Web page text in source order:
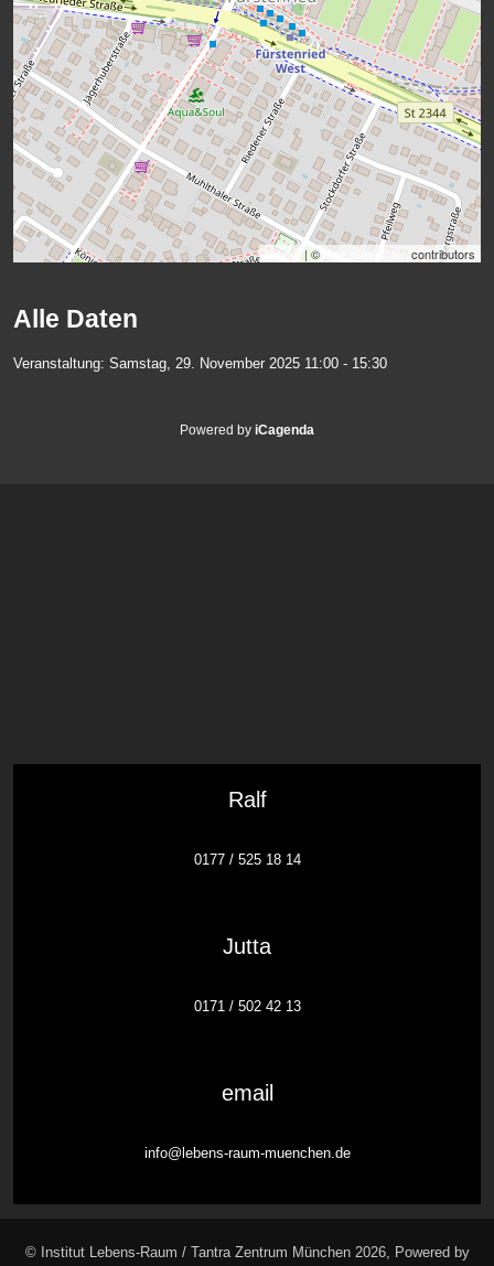
Leaflet | © OpenStreetMap contributors
Alle Daten
Veranstaltung: Samstag, 29. November 2025 11:00 - 15:30
Powered by iCagenda
Ralf
0177 / 525 18 14
Jutta
0171 / 502 42 13
email
info@lebens-raum-muenchen.de
© Institut Lebens-Raum / Tantra Zentrum München 2026, Powered by